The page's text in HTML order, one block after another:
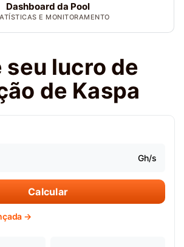
Dashboard da Pool
E MONITORAMENTO
seu lucro de
de Kaspa
Gh/s
Calcular
→